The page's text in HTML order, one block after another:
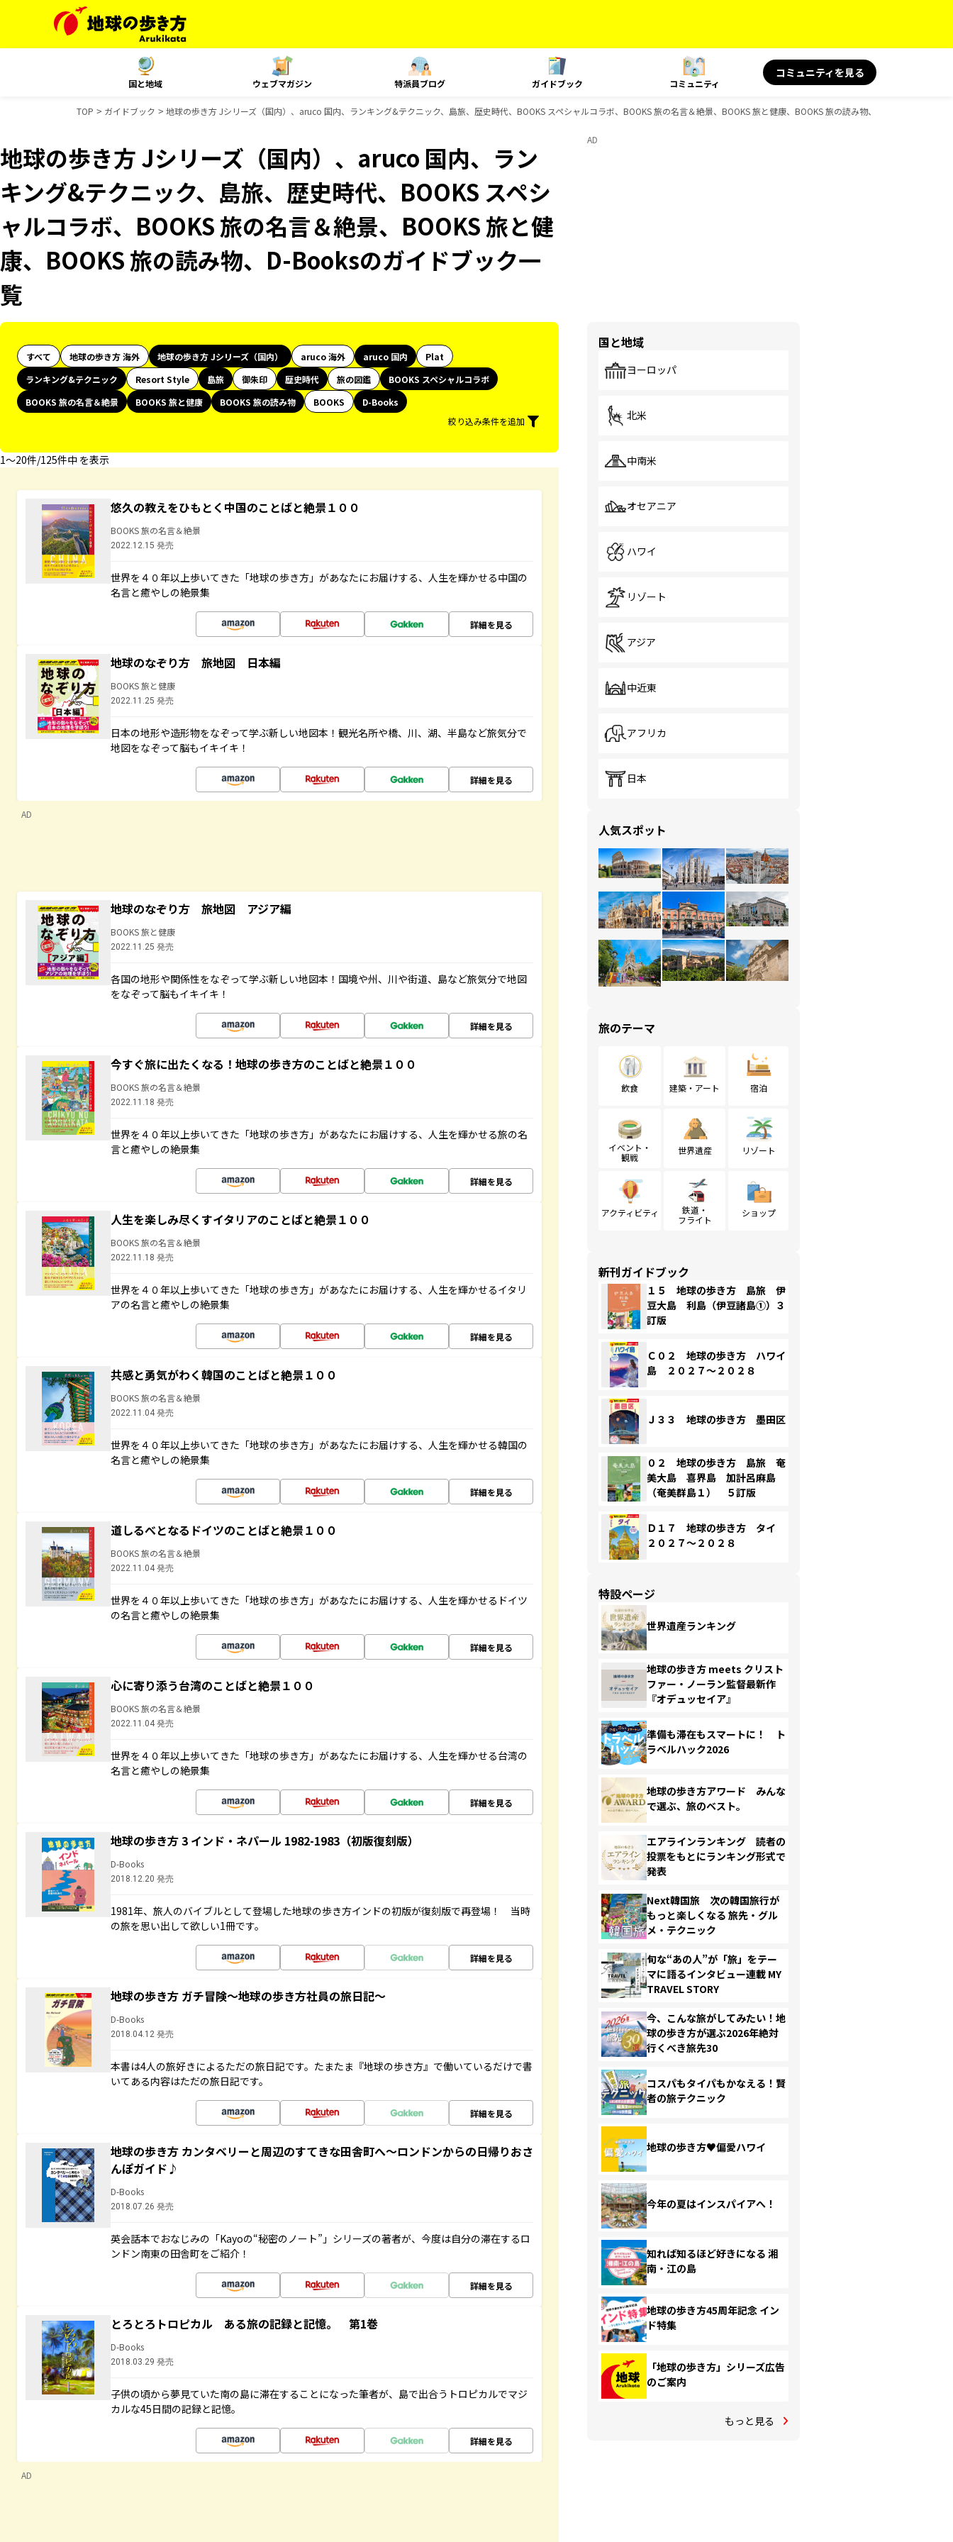
国と地域 ウェブマガジン 特派員ブログ ガイドブック コミュニティ
コミュニティを見る
TOP ガイドブック 地球の歩き方 Jシリーズ（国内）、aruco 国内、ランキング&テクニック、島旅、歴史時代、BOOKS スペシャルコラボ、BOOKS 旅の名言＆絶景、BOOKS 旅と健康、BOOKS 旅の読み物、D-Booksのガイド
地球の歩き方 Jシリーズ（国内）、aruco 国内、ラン
キング&テクニック、島旅、歴史時代、BOOKS スペシ
ャルコラボ、BOOKS 旅の名言＆絶景、BOOKS 旅と健
康、BOOKS 旅の読み物、D-Booksのガイドブック一
覧
すべて 地球の歩き方 海外 地球の歩き方 Jシリーズ（国内） aruco 海外 aruco 国内
Plat
ランキング&テクニック
Resort Style 島旅 御朱印 歴史時代 旅の図鑑
BOOKS スペシャルコラボ
BOOKS 旅の名言＆絶景
BOOKS 旅と健康 BOOKS 旅の読み物 BOOKS
D-Books
絞り込み条件を追加
1〜20件/125件中 を表示
悠久の教えをひもとく中国のことばと絶景１００
BOOKS 旅の名言＆絶景
2022.12.15 発売
世界を４０年以上歩いてきた「地球の歩き方」があなたにお届けする、人生を輝かせる中国の
名言と癒やしの絶景集
詳細を見る
地球のなぞり方 旅地図 日本編
BOOKS 旅と健康
2022.11.25 発売
日本の地形や造形物をなぞって学ぶ新しい地図本！観光名所や橋、川、湖、半島など旅気分で
地図をなぞって脳もイキイキ！
詳細を見る
AD
地球のなぞり方 旅地図 アジア編
BOOKS 旅と健康
2022.11.25 発売
各国の地形や関係性をなぞって学ぶ新しい地図本！国境や州、川や街道、島など旅気分で地図
をなぞって脳もイキイキ！
詳細を見る
今すぐ旅に出たくなる！地球の歩き方のことばと絶景１００
BOOKS 旅の名言＆絶景
2022.11.18 発売
世界を４０年以上歩いてきた「地球の歩き方」があなたにお届けする、人生を輝かせる旅の名
言と癒やしの絶景集
詳細を見る
人生を楽しみ尽くすイタリアのことばと絶景１００
BOOKS 旅の名言＆絶景
2022.11.18 発売
世界を４０年以上歩いてきた「地球の歩き方」があなたにお届けする、人生を輝かせるイタリ
アの名言と癒やしの絶景集
詳細を見る
共感と勇気がわく韓国のことばと絶景１００
BOOKS 旅の名言＆絶景
2022.11.04 発売
世界を４０年以上歩いてきた「地球の歩き方」があなたにお届けする、人生を輝かせる韓国の
名言と癒やしの絶景集
詳細を見る
道しるべとなるドイツのことばと絶景１００
BOOKS 旅の名言＆絶景
2022.11.04 発売
世界を４０年以上歩いてきた「地球の歩き方」があなたにお届けする、人生を輝かせるドイツ
の名言と癒やしの絶景集
詳細を見る
心に寄り添う台湾のことばと絶景１００
BOOKS 旅の名言＆絶景
2022.11.04 発売
世界を４０年以上歩いてきた「地球の歩き方」があなたにお届けする、人生を輝かせる台湾の
名言と癒やしの絶景集
詳細を見る
地球の歩き方 3 インド・ネパール 1982-1983（初版復刻版）
D-Books
2018.12.20 発売
1981年、旅人のバイブルとして登場した地球の歩き方インドの初版が復刻版で再登場！ 当時
の旅を思い出して欲しい1冊です。
詳細を見る
地球の歩き方 ガチ冒険～地球の歩き方社員の旅日記～
D-Books
2018.04.12 発売
本書は4人の旅好きによるただの旅日記です。たまたま『地球の歩き方』で働いているだけで書
いてある内容はただの旅日記です。
詳細を見る
地球の歩き方 カンタベリーと周辺のすてきな田舎町へ～ロンドンからの日帰りおさ
んぽガイド♪
D-Books
2018.07.26 発売
英会話本でおなじみの「Kayoの“秘密のノート”」シリーズの著者が、今度は自分の滞在するロ
ンドン南東の田舎町をご紹介！
詳細を見る
とろとろトロピカル ある旅の記録と記憶。 第1巻
D-Books
2018.03.29 発売
子供の頃から夢見ていた南の島に滞在することになった筆者が、島で出合うトロピカルでマジ
カルな45日間の記録と記憶。
詳細を見る
AD
AD
国と地域
ヨーロッパ
北米
中南米
オセアニア
ハワイ
リゾート
アジア
中近東
アフリカ
日本
人気スポット
旅のテーマ
飲食 建築・アート 宿泊
イベント・
観戦
世界遺産 リゾート
アクティビティ
鉄道・
フライト
ショップ
新刊ガイドブック
１５ 地球の歩き方 島旅 伊
豆大島 利島（伊豆諸島①）３
訂版
Ｃ０２ 地球の歩き方 ハワイ
島 ２０２７～２０２８
Ｊ３３ 地球の歩き方 墨田区
０２ 地球の歩き方 島旅 奄
美大島 喜界島 加計呂麻島
（奄美群島１） ５訂版
Ｄ１７ 地球の歩き方 タイ
２０２７～２０２８
特設ページ
世界遺産ランキング
地球の歩き方 meets クリスト
ファー・ノーラン監督最新作
『オデュッセイア』
準備も滞在もスマートに！ ト
ラベルハック2026
地球の歩き方アワード みんな
で選ぶ、旅のベスト。
エアラインランキング 読者の
投票をもとにランキング形式で
発表
Next韓国旅 次の韓国旅行が
もっと楽しくなる 旅先・グル
メ・テクニック
旬な“あの人”が「旅」をテー
マに語るインタビュー連載 MY
TRAVEL STORY
今、こんな旅がしてみたい！地
球の歩き方が選ぶ2026年絶対
行くべき旅先30
コスパもタイパもかなえる！賢
者の旅テクニック
地球の歩き方♥偏愛ハワイ
今年の夏はインスパイアへ！
知れば知るほど好きになる 湘
南・江の島
地球の歩き方45周年記念 イン
ド特集
「地球の歩き方」シリーズ広告
のご案内
もっと見る